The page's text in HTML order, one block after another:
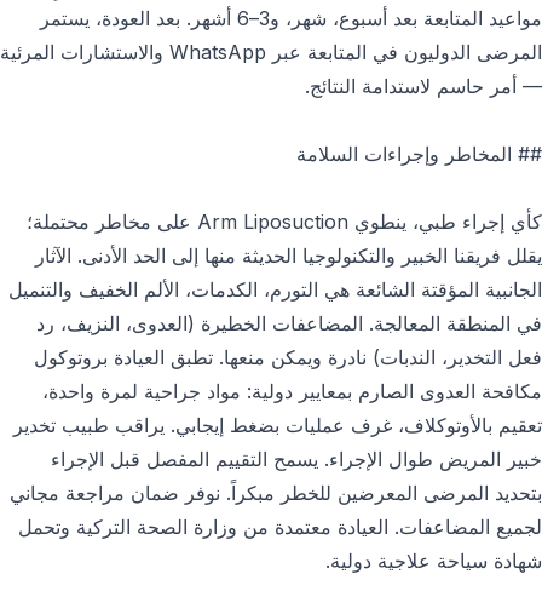
مواعيد المتابعة بعد أسبوع، شهر، و3–6 أشهر. بعد العودة، يستمر
المرضى الدوليون في المتابعة عبر WhatsApp والاستشارات المرئية
— أمر حاسم لاستدامة النتائج.
## المخاطر وإجراءات السلامة
كأي إجراء طبي، ينطوي Arm Liposuction على مخاطر محتملة؛
يقلل فريقنا الخبير والتكنولوجيا الحديثة منها إلى الحد الأدنى. الآثار
الجانبية المؤقتة الشائعة هي التورم، الكدمات، الألم الخفيف والتنميل
في المنطقة المعالجة. المضاعفات الخطيرة (العدوى، النزيف، رد
فعل التخدير، الندبات) نادرة ويمكن منعها. تطبق العيادة بروتوكول
مكافحة العدوى الصارم بمعايير دولية: مواد جراحية لمرة واحدة،
تعقيم بالأوتوكلاف، غرف عمليات بضغط إيجابي. يراقب طبيب تخدير
خبير المريض طوال الإجراء. يسمح التقييم المفصل قبل الإجراء
بتحديد المرضى المعرضين للخطر مبكراً. نوفر ضمان مراجعة مجاني
لجميع المضاعفات. العيادة معتمدة من وزارة الصحة التركية وتحمل
شهادة سياحة علاجية دولية.